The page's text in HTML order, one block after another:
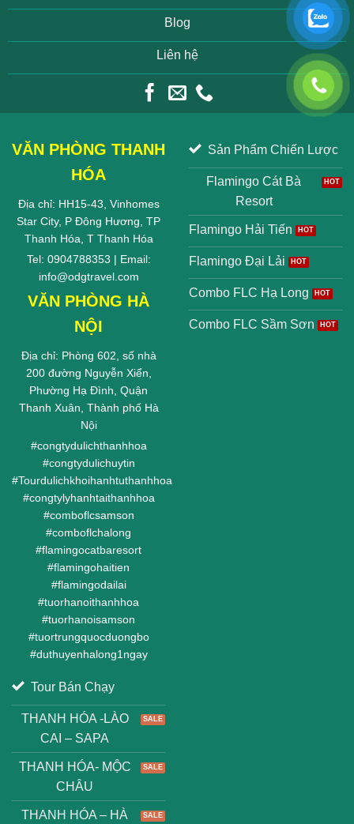
Blog
Liên hệ
VĂN PHÒNG THANH
HÓA
Địa chỉ: HH15-43, Vinhomes
Star City, P Đông Hương, TP
Thanh Hóa, T Thanh Hóa
Tel: 0904788353 | Email:
info@odgtravel.com
VĂN PHÒNG HÀ
NỘI
Địa chỉ: Phòng 602, số nhà
200 đường Nguyễn Xiển,
Phường Hạ Đình, Quận
Thanh Xuân, Thành phố Hà
Nội
#congtydulichthanhhoa
#congtydulichuytin
#Tourdulichkhoihanhtuthanhhoa
#congtylyhanhtaithanhhoa
#comboflcsamson
#comboflchalong
#flamingocatbaresort
#flamingohaitien
#flamingodailai
#tuorhanoithanhhoa
#tuorhanoisamson
#tuortrungquocduongbo
#duthuyenhalong1ngay
Sản Phẩm Chiến Lược
Flamingo Cát Bà
Resort
Flamingo Hải Tiến
Flamingo Đại Lải
Combo FLC Hạ Long
Combo FLC Sầm Sơn
Tour Bán Chạy
THANH HÓA -LÀO
CAI – SAPA
THANH HÓA- MỘC
CHÂU
THANH HÓA – HÀ